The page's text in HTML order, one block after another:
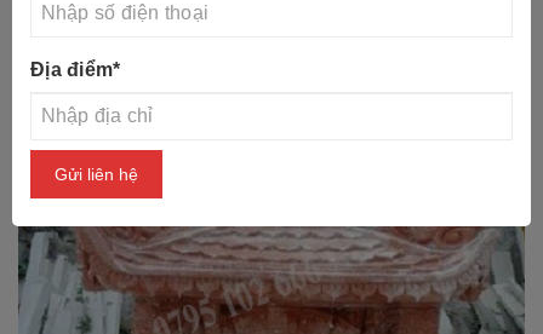
Địa điểm*
Gửi liên hệ